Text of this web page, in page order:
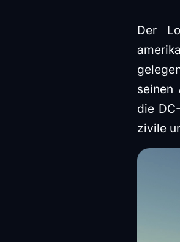
Der
seinen
die
zivile